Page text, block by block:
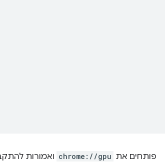
פותחים את chrome://gpu ואמורות